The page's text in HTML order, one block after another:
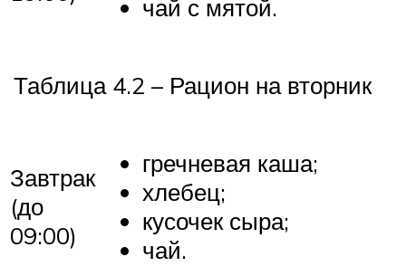
чай с мятой.
Таблица 4.2 – Рацион на вторник
Завтрак
(до
09:00)
гречневая каша;
хлебец;
кусочек сыра;
чай.